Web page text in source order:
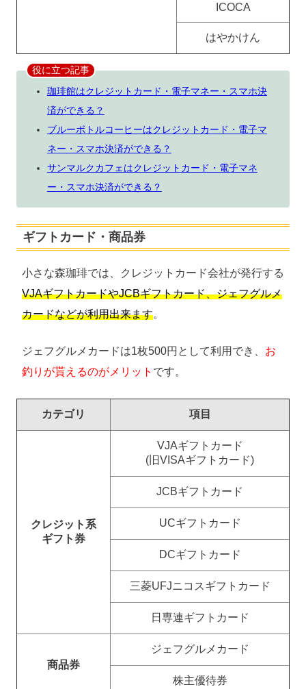
ICOCA
はやかけん
役に立つ記事
珈琲館はクレジットカード・電子マネー・スマホ決
済ができる？
ブルーボトルコーヒーはクレジットカード・電子マ
ネー・スマホ決済ができる？
サンマルクカフェはクレジットカード・電子マネ
ー・スマホ決済ができる？
ギフトカード・商品券
小さな森珈琲では、クレジットカード会社が発行する
VJAギフトカードやJCBギフトカード、ジェフグルメ
カードなどが利用出来ます。
ジェフグルメカードは1枚500円として利用でき、 お
釣りが貰えるのがメリット です。
カテゴリ 項目
クレジット系
ギフト券
VJAギフトカード
(旧VISAギフトカード)
JCBギフトカード
UCギフトカード
DCギフトカード
三菱UFJニコスギフトカード
日専連ギフトカード
商品券
ジェフグルメカード
株主優待券